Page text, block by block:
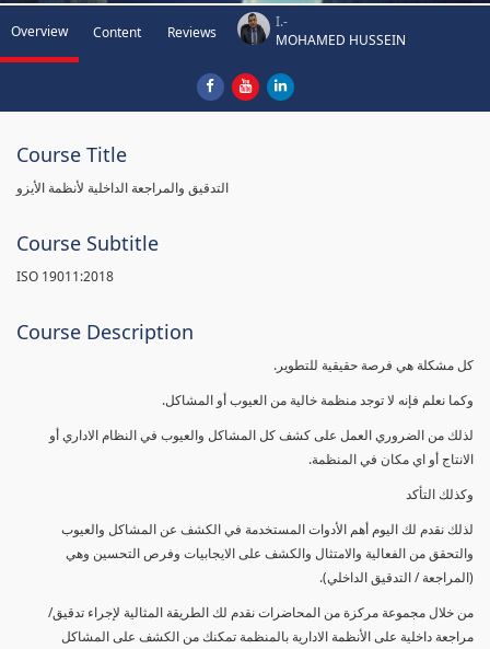
Overview Content Reviews
I.-
MOHAMED HUSSEIN
Course Title
التدقيق والمراجعة الداخلية لأنظمة الأيزو
Course Subtitle
ISO 19011:2018
Course Description
كل مشكلة هي فرصة حقيقية للتطوير.
وكما نعلم فإنه لا توجد منظمة خالية من العيوب أو المشاكل.
لذلك من الضروري العمل على كشف كل المشاكل والعيوب في النظام الاداري أو
الانتاج أو اي مكان في المنظمة.
وكذلك التأكد
لذلك نقدم لك اليوم أهم الأدوات المستخدمة في الكشف عن المشاكل والعيوب
والتحقق من الفعالية والامتثال والكشف على الايجابيات وفرص التحسين وهي
(المراجعة / التدقيق الداخلي).
من خلال مجموعة مركزة من المحاضرات نقدم لك الطريقة المثالية لإجراء تدقيق/
مراجعة داخلية على الأنظمة الادارية بالمنظمة تمكنك من الكشف على المشاكل